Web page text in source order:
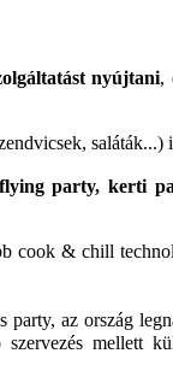
nyújtani,
saláták...)
flying party, kerti
cook & chill
az ország
mellett